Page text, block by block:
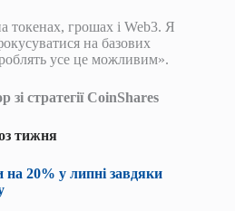
токенах, грошах і Web3. Я
на базових
усе це можливим».
зі стратегії CoinShares
тижня
на 20% у липні завдяки